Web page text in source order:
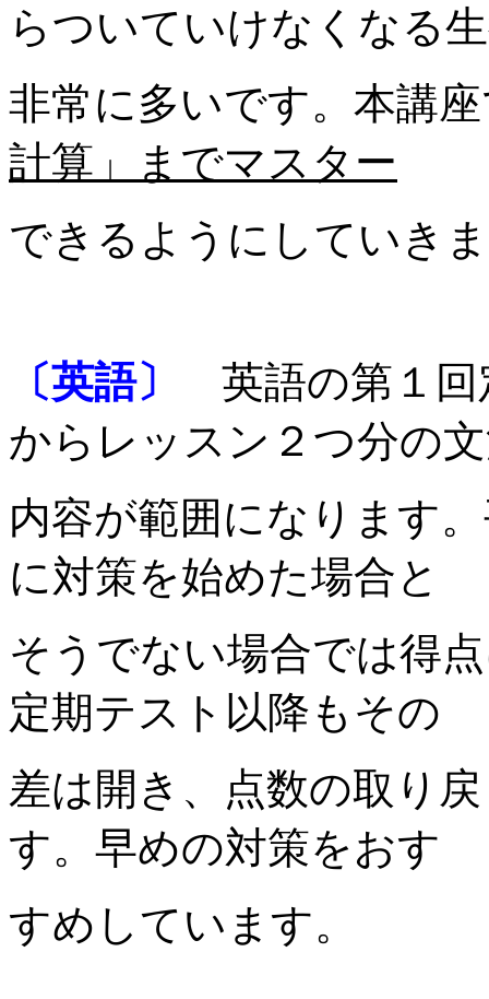
らついていけなくなる
非常に多いです。本講
計算」までマスター
できるようにしていき
〔英語〕 英語の第１
からレッスン２つ分の
内容が範囲になります
に対策を始めた場合と
そうでない場合では得
定期テスト以降もその
差は開き、点数の取り
す。早めの対策をおす
すめしています。